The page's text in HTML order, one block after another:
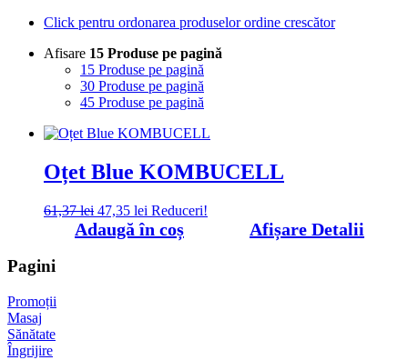
Click pentru ordonarea produselor ordine crescător
Afisare 15 Produse pe pagină
15 Produse pe pagină
30 Produse pe pagină
45 Produse pe pagină
Oțet Blue KOMBUCELL
61,37lei Prețul
inițial
a
47,35 lei Prețul
curent
este:
Reduceri!
Adaugă în coș Afișare Detalii
Pagini
Promoții
Masaj
Sănătate
Îngrijire